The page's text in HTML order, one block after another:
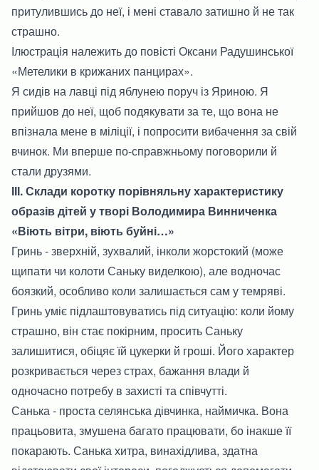
притулившись до неї, і мені ставало затишно й не так
страшно.
Ілюстрація належить до повісті Оксани Радушинської
«Метелики в крижаних панцирах».
Я сидів на лавці під яблунею поруч із Яриною. Я
прийшов до неї, щоб подякувати за те, що вона не
впізнала мене в міліції, і попросити вибачення за свій
вчинок. Ми вперше по-справжньому поговорили й
стали друзями.
ІІІ. Склади коротку порівняльну характеристику
образів дітей у творі Володимира Винниченка
«Віють вітри, віють буйні…»
Гринь - зверхній, зухвалий, інколи жорстокий (може
щипати чи колоти Саньку виделкою), але водночас
боязкий, особливо коли залишається сам у темряві.
Гринь уміє підлаштовуватись під ситуацію: коли йому
страшно, він стає покірним, просить Саньку
залишитися, обіцяє їй цукерки й гроші. Його характер
розкривається через страх, бажання влади й
одночасно потребу в захисті та співчутті.
Санька - проста селянська дівчинка, наймичка. Вона
працьовита, змушена багато працювати, бо інакше її
покарають. Санька хитра, винахідлива, здатна